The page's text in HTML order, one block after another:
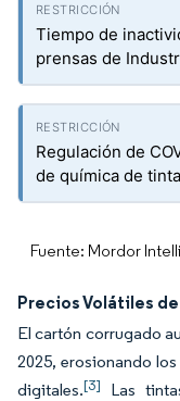
Tiempo de
prensas de
Regulación de
de química de
Fuente: Mordor
Precios Volátiles
El cartón corrugado
2025, erosionando
digitales.[3]
Las